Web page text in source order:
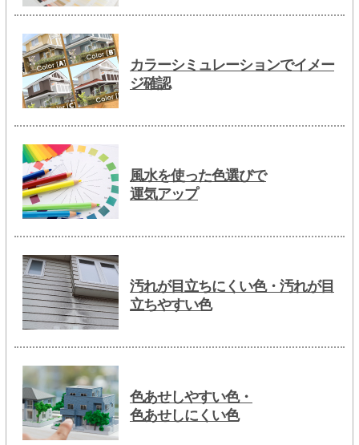
カラーシミュレーションでイメー
ジ確認
風水を使った色選びで
運気アップ
汚れが目立ちにくい色・汚れが目
立ちやすい色
色あせしやすい色・
色あせしにくい色